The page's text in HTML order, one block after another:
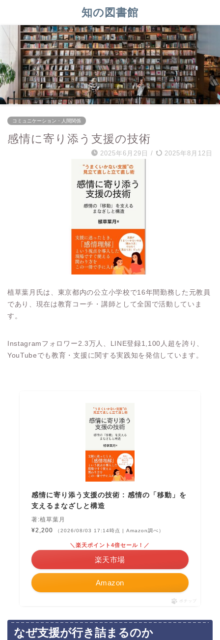
知の図書館
コミュニケーション・人間関係
感情に寄り添う支援の技術
2025年6月29日 / 2025年8月12日
植草葉月氏は、東京都内の公立小学校で16年間勤務した元教員
であり、現在は教育コーチ・講師として全国で活動していま
す。
Instagramフォロワー2.3万人、LINE登録1,100人超を誇り、
YouTubeでも教育・支援に関する実践知を発信しています。
感情に寄り添う支援の技術 : 感情の「移動」を
支えるまなざしと構造
著:植草葉月
¥2,200
（2026/08/03 17:14時点 | Amazon調べ）
Amazon
＼楽天ポイント4倍セール！／
楽天市場
ポチップ
なぜ支援が行き詰まるのか